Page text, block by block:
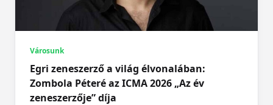
Városunk
Egri zeneszerző a világ élvonalában:
Zombola Péteré az ICMA 2026 „Az év
zeneszerzője” díja